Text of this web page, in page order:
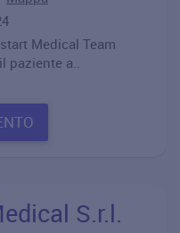
Medical Team
paziente a..
S.r.l.